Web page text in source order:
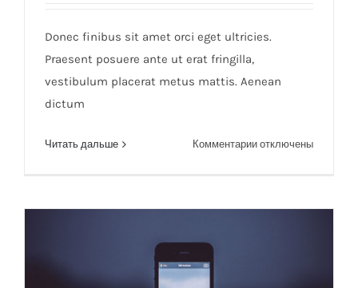
Donec finibus sit amet orci eget ultricies.
Praesent posuere ante ut erat fringilla,
vestibulum placerat metus mattis. Aenean
dictum
Читать дальше Комментариикотключены